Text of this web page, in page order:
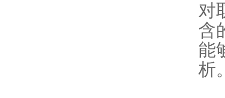
对
含
能
析